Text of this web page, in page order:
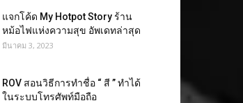
แจกโค้ด My Hotpot Story ร้าน
หม้อไฟแห่งความสุข อัพเดทล่าสุด
มีนาคม 3, 2023
ROV สอนวิธีการทำชื่อ “ สี ” ทำได้
ในระบบโทรศัพท์มือถือ